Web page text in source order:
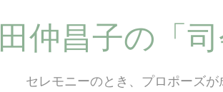
田仲昌子の「
セレモニーのとき、プロポーズ